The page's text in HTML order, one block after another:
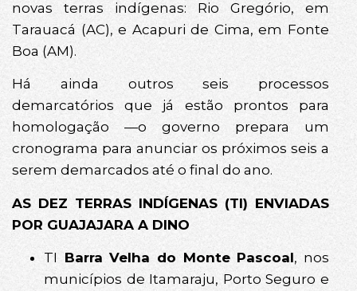
novas terras indígenas: Rio Gregório, em
Tarauacá (AC), e Acapuri de Cima, em Fonte
Boa (AM).
Há ainda outros seis processos
demarcatórios que já estão prontos para
homologação —o governo prepara um
cronograma para anunciar os próximos seis a
serem demarcados até o final do ano.
AS DEZ TERRAS INDÍGENAS (TI) ENVIADAS
POR GUAJAJARA A DINO
TI Barra Velha do Monte Pascoal, nos
municípios de Itamaraju, Porto Seguro e